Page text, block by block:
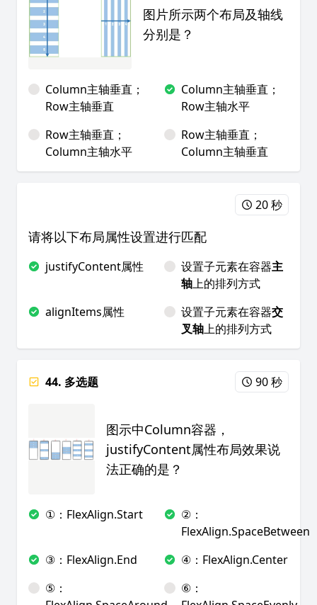
图片所示两个布局及轴线
分别是？
Column主轴垂直；
Row主轴垂直
Column主轴垂直；
Row主轴水平
Row主轴垂直；
Column主轴水平
Row主轴垂直；
Column主轴垂直
20 秒
请将以下布局属性设置进行匹配
justifyContent属性 设置子元素在容器主
轴上的排列方式
alignItems属性
设置子元素在容器交
叉轴上的排列方式
44. 多选题 90 秒
图示中Column容器，
justifyContent属性布局效果说
法正确的是？
①：FlexAlign.Start
②：
FlexAlign.SpaceBetween
③：FlexAlign.End
④：FlexAlign.Center
⑤：
⑥：